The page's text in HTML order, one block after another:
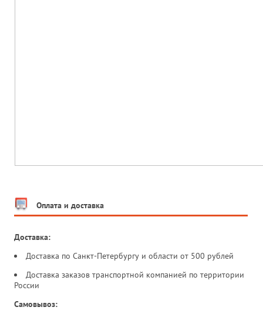
Оплата и доставка
Доставка:
Доставка по Санкт-Петербургу и области от 500 рублей
Доставка заказов транспортной компанией по территории
России
Самовывоз: